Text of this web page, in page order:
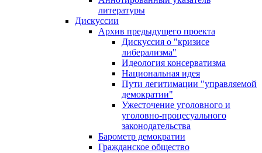
литературы
Дискуссии
Архив предыдущего проекта
Дискуссия о "кризисе
либерализма"
Идеология консерватизма
Национальная идея
Пути легитимации "управляемой
демократии"
Ужесточение уголовного и
уголовно-процесуального
законодательства
Барометр демократии
Гражданское общество